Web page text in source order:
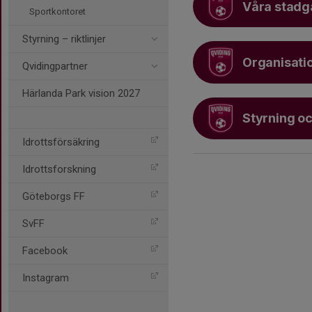
Sportkontoret
Styrning – riktlinjer
Qvidingpartner
Härlanda Park vision 2027
Idrottsförsäkring
Idrottsforskning
Göteborgs FF
SvFF
Facebook
Instagram
Våra
Styrning